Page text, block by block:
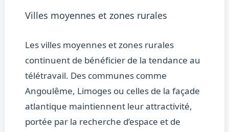
Villes moyennes et zones rurales
Les villes moyennes et zones rurales
continuent de bénéficier de la tendance au
télétravail. Des communes comme
Angoulême, Limoges ou celles de la façade
atlantique maintiennent leur attractivité,
portée par la recherche d’espace et de